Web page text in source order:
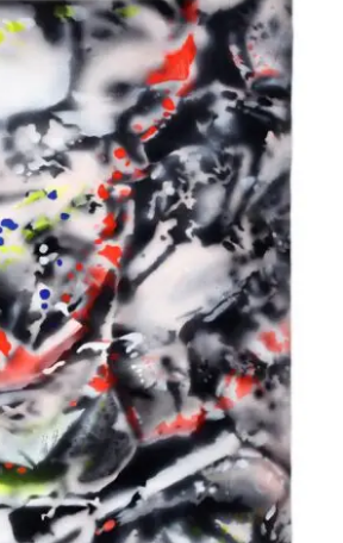
Le Boul’ch – Guerre